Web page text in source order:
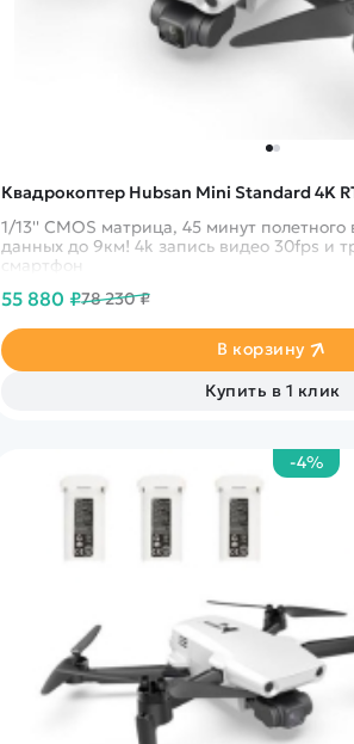
Квадрокоптер Hubsan Mini Standard 4K
1/13'' CMOS матрица, 45 минут
данных до 9км! 4k запись видео 30fps и
смартфон
55 880 ₽78 230 ₽
В корзину
Купить в 1 клик
-4%